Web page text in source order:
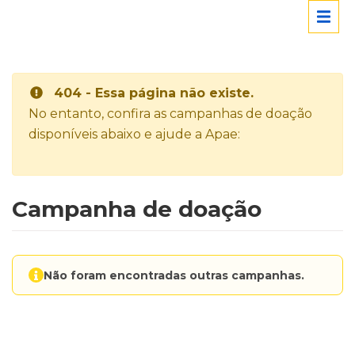
404 - Essa página não existe.
No entanto, confira as campanhas de doação
disponíveis abaixo e ajude a Apae:
Campanha de doação
Não foram encontradas outras campanhas.